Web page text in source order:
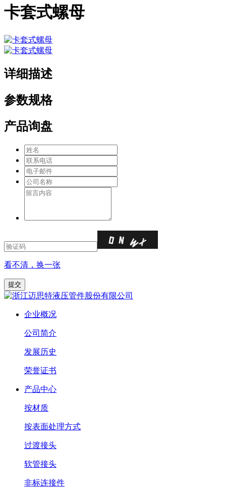
卡套式螺母
详细描述
参数规格
产品询盘
看不清，换一张
企业概况
公司简介
发展历史
荣誉证书
产品中心
按材质
按表面处理方式
过渡接头
软管接头
非标连接件